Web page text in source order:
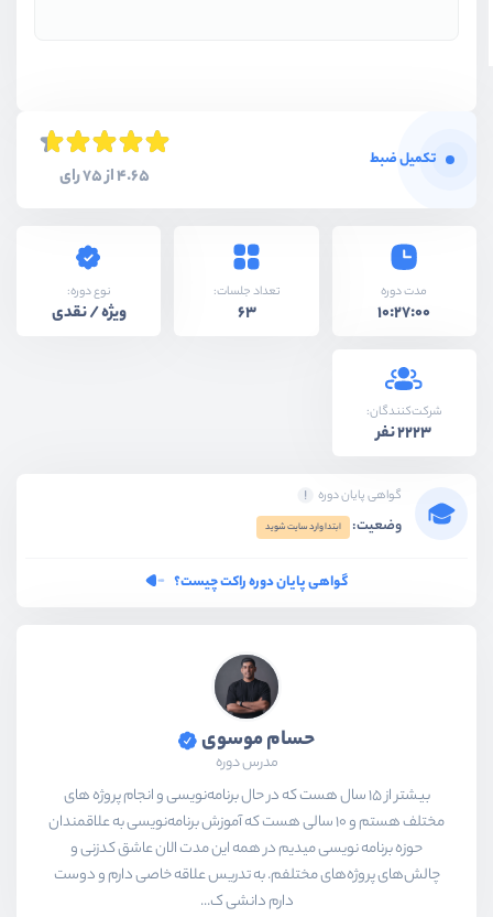
تکمیل ضبط
4.65 از 75 رای
مدت دوره
10:27:00
تعداد جلسات:
63
نوع دوره:
ویژه / نقدی
شرکت‌کنندگان:
2223 نفر
گواهی پایان دوره
وضعیت: ابتدا وارد سایت شوید
گواهی پایان دوره راکت چیست؟
حسام موسوی
مدرس دوره
بیشتر از ۱۵ سال هست که در حال برنامه‌نویسی و انجام پروژه های
مختلف هستم و ۱۰ سالی هست که آموزش برنامه‌نویسی به علاقمندان
حوزه برنامه نویسی میدیم در همه این مدت الان عاشق کدزنی و
چالش‌های پروژه‌های مختلفم. به تدریس علاقه خاصی دارم و دوست
دارم دانشی ک...